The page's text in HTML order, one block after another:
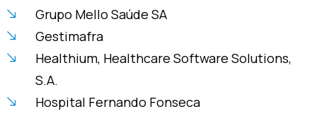
Grupo Mello Saúde SA
Gestimafra
Healthium, Healthcare Software Solutions,
S.A.
Hospital Fernando Fonseca